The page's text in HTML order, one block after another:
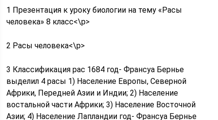
1 Презентация к уроку биологии на тему «Расы
человека» 8 класс<\p>
2 Расы человека<\p>
3 Классификация рас 1684 год- Франсуа Бернье
выделил 4 расы 1) Население Европы, Северной
Африки, Передней Азии и Индии; 2) Население
востальной части Африки; 3) Население Восточной
Азии; 4) Население Лапландии год- Франсуа Бернье